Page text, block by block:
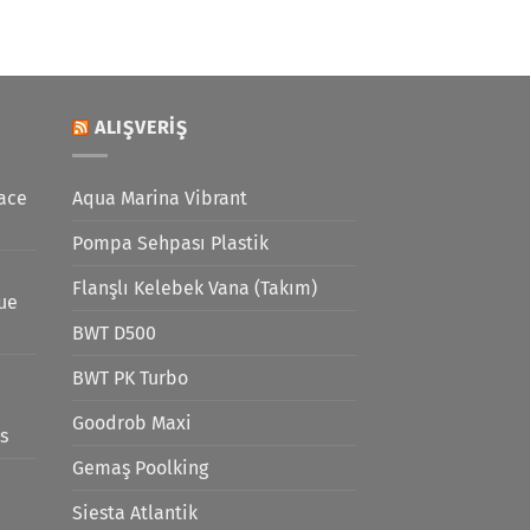
ALIŞVERIŞ
Aqua Marina Vibrant
Pompa Sehpası Plastik
Flanşlı Kelebek Vana (Takım)
BWT D500
BWT PK Turbo
Goodrob Maxi
Gemaş Poolking
Siesta Atlantik